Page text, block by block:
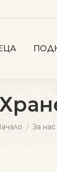
are here:
За нас